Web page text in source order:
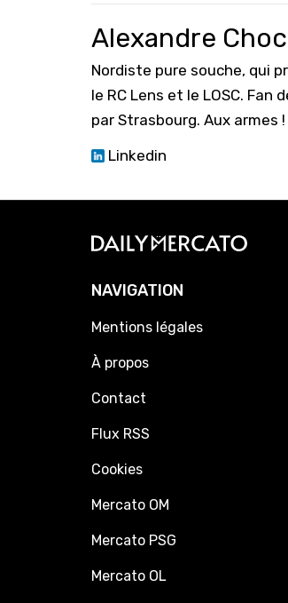
Alexandre
Nordiste pure souche, qui
le RC Lens et le LOSC.
par Strasbourg. Aux armes !
Linkedin
NAVIGATION
Mentions légales
À propos
Contact
Flux RSS
Cookies
Mercato OM
Mercato PSG
Mercato OL